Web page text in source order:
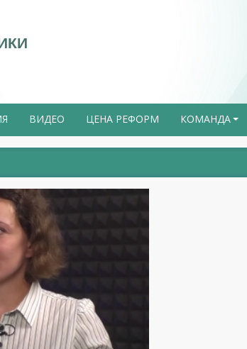
ВИДЕО ЦЕНА РЕФОРМ +
КОМАНДА